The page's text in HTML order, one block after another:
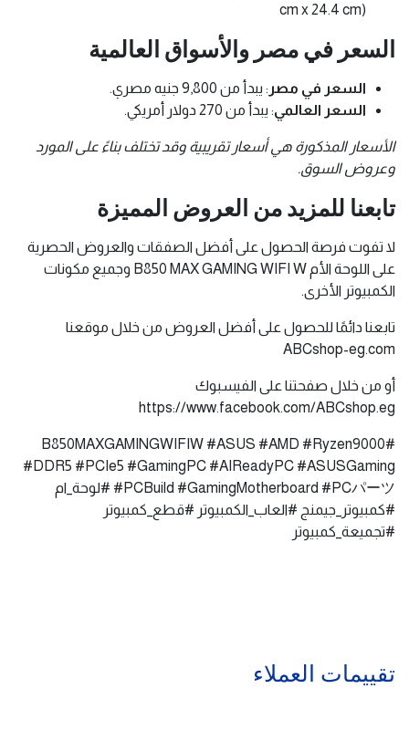
cm x 24.4 cm)
السعر في مصر والأسواق العالمية
السعر في مصر : يبدأ من 9,800 جنيه مصري.
السعر العالمي: يبدأ من 270 دولار أمريكي.
الأسعار المذكورة هي أسعار تقريبية وقد تختلف بناءً على المورد
وعروض السوق.
تابعنا للمزيد من العروض المميزة
لا تفوت فرصة الحصول على أفضل الصفقات والعروض الحصرية
على اللوحة الأم B850 MAX GAMING WIFI W وجميع مكونات
الكمبيوتر الأخرى.
تابعنا دائمًا للحصول على أفضل العروض من خلال موقعنا
ABCshop-eg.com
أو من خلال صفحتنا على الفيسبوك
https://www.facebook.com/ABCshop.eg
#B850MAXGAMINGWIFIW #ASUS #AMD #Ryzen9000
#DDR5 #PCIe5 #GamingPC #AIReadyPC #ASUSGaming
#PCBuild #GamingMotherboard #PCパーツ #لوحة_ام
#كمبيوتر_جيمنج #العاب_الكمبيوتر #قطع_كمبيوتر
#تجميعة_كمبيوتر
تقييمات العملاء